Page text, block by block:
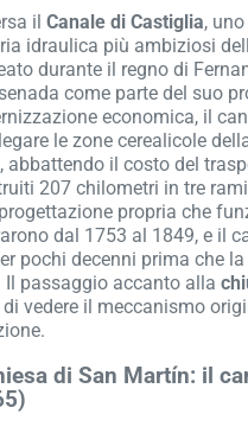
il Canale di Castiglia,
idraulica più ambiziosi
durante il regno di
come parte del suo
economica, il
le zone cerealicole
abbattendo il costo del
207 chilometri in tre
propria che
dal 1753 al 1849, e il
pochi decenni prima che
Il passaggio accanto alla
vedere il meccanismo
di San Martín: il